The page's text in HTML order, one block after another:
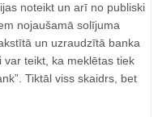
noteikt un arī no publiski
nojaušamā solījuma
un uzraudzītā banka
teikt, ka meklētas tiek
Tiktāl viss skaidrs, bet